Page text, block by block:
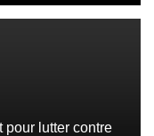
pour lutter contre